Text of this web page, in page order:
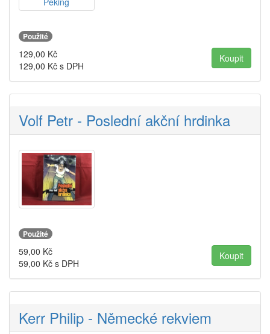
Použité
129,00 Kč
129,00 Kč s DPH
Volf Petr - Poslední akční hrdinka
Použité
59,00 Kč
59,00 Kč s DPH
Kerr Philip - Německé rekviem